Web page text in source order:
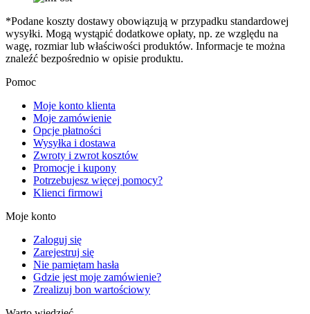
*Podane koszty dostawy obowiązują w przypadku standardowej
wysyłki. Mogą wystąpić dodatkowe opłaty, np. ze względu na
wagę, rozmiar lub właściwości produktów. Informacje te można
znaleźć bezpośrednio w opisie produktu.
Pomoc
Moje konto klienta
Moje zamówienie
Opcje płatności
Wysyłka i dostawa
Zwroty i zwrot kosztów
Promocje i kupony
Potrzebujesz więcej pomocy?
Klienci firmowi
Moje konto
Zaloguj się
Zarejestruj się
Nie pamiętam hasła
Gdzie jest moje zamówienie?
Zrealizuj bon wartościowy